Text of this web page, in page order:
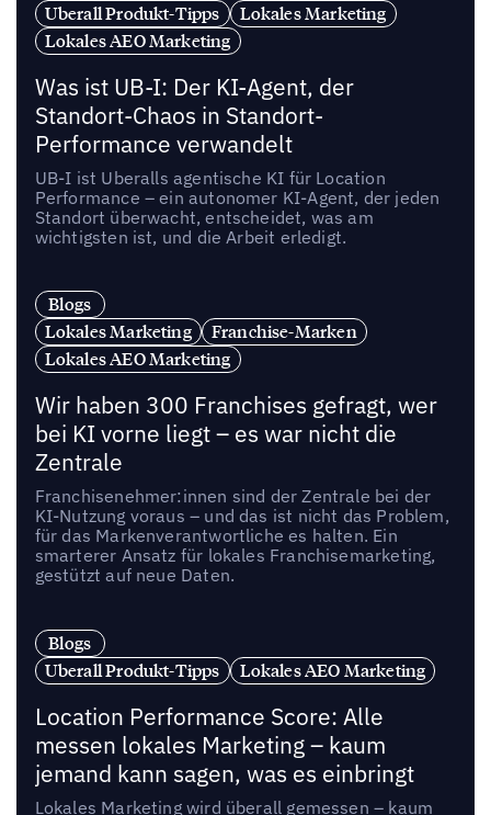
Uberall Produkt-Tipps
Lokales Marketing
Lokales AEO Marketing
Was ist UB-I: Der KI-Agent, der
Standort-Chaos in Standort-
Performance verwandelt
UB-I ist Uberalls agentische KI für Location
Performance – ein autonomer KI-Agent, der jeden
Standort überwacht, entscheidet, was am
wichtigsten ist, und die Arbeit erledigt.
Blogs
Lokales Marketing
Franchise-Marken
Lokales AEO Marketing
Wir haben 300 Franchises gefragt, wer
bei KI vorne liegt – es war nicht die
Zentrale
Franchisenehmer:innen sind der Zentrale bei der
KI-Nutzung voraus – und das ist nicht das Problem,
für das Markenverantwortliche es halten. Ein
smarterer Ansatz für lokales Franchisemarketing,
gestützt auf neue Daten.
Blogs
Uberall Produkt-Tipps
Lokales AEO Marketing
Location Performance Score: Alle
messen lokales Marketing – kaum
jemand kann sagen, was es einbringt
Lokales Marketing wird überall gemessen – kaum